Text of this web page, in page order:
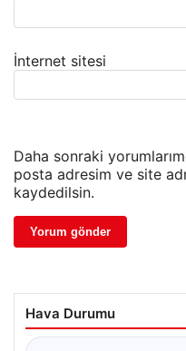
İnternet sitesi
Daha sonraki
posta adresim ve site
kaydedilsin.
Hava Durumu